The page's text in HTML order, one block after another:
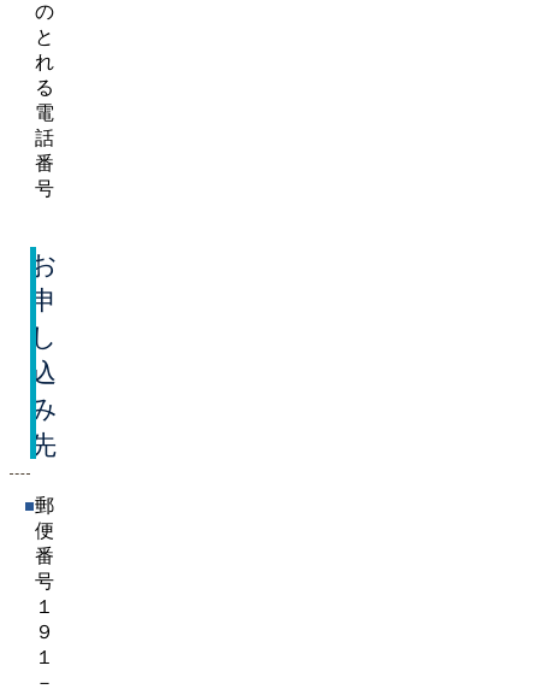
の
と
れ
る
電
話
番
号
お
申
し
込
み
先
郵
便
番
号
１
９
１
－